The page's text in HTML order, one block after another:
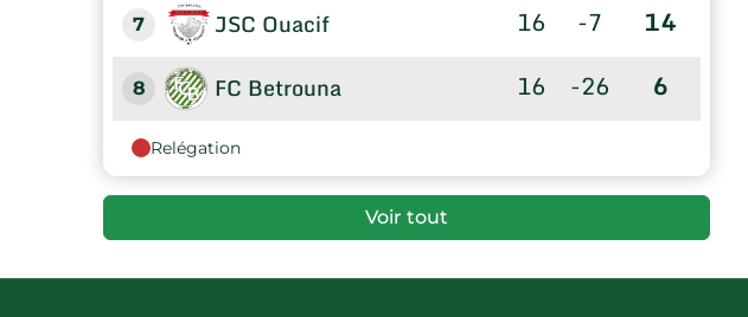
7 JSC Ouacif 16 -7 14
8 FC Betrouna 16 -26 6
9 O Makouda
OSM Draa-Ben-Khedda
GÉNÉRAL
Relégation
Voir tout